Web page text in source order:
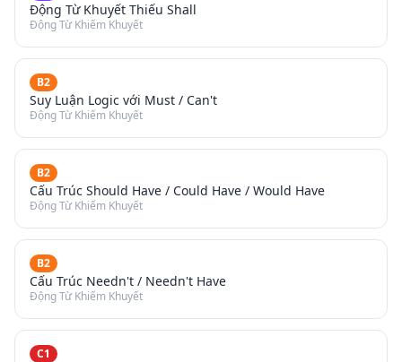
Động Từ Khuyết Thiếu Shall
Động Từ Khiếm Khuyết
B2
Suy Luận Logic với Must / Can't
Động Từ Khiếm Khuyết
B2
Cấu Trúc Should Have / Could Have / Would Have
Động Từ Khiếm Khuyết
B2
Cấu Trúc Needn't / Needn't Have
Động Từ Khiếm Khuyết
C1